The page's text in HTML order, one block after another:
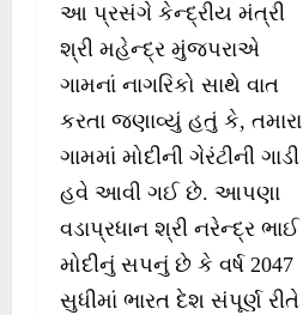
આ પ્રસંગે કેન્દ્રીય મંત્રી
શ્રી મહેન્દ્ર મુંજપરાએ
ગામનાં નાગરિકો સાથે વાત
કરતા જણાવ્યું હતું કે, તમારા
ગામમાં મોદીની ગેરંટીની ગાડી
હવે આવી ગઈ છે. આપણા
વડાપ્રધાન શ્રી નરેન્દ્ર ભાઈ
મોદીનું સપનું છે કે વર્ષ 2047
સુધીમાં ભારત દેશ સંપૂર્ણ રીતે